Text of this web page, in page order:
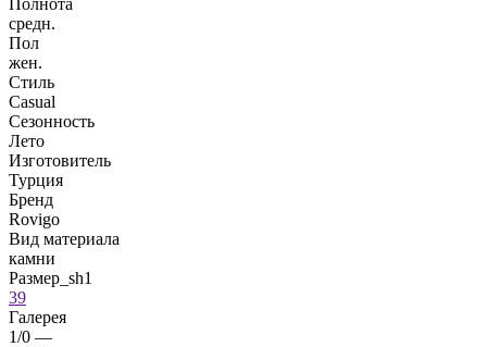
средн.
Пол
жен.
Стиль
Casual
Сезонность
Лето
Изготовитель
Турция
Бренд
Rovigo
Вид материала
камни
Размер_sh1
39
Галерея
1/0 —